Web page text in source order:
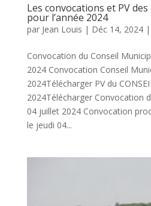
Les convocations et PV
pour l’année 2024
par Jean Louis | Déc 14, 2024|
Convocation du Conseil
2024 Convocation Conseil
2024Télécharger PV du
2024Télécharger Convocation
04 juillet 2024 Convocation
le jeudi 04...